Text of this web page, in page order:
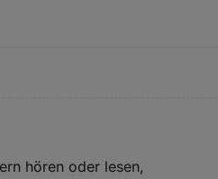
hören oder lesen,